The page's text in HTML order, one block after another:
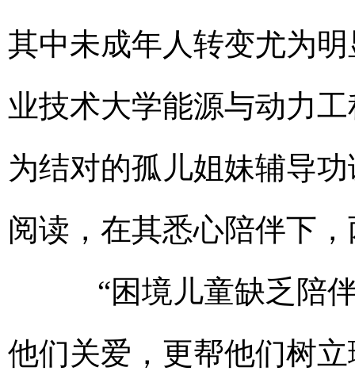
其中未成年人转变尤为
业技术大学能源与动力
为结对的孤儿姐妹辅导
阅读，在其悉心陪伴下
“困境儿童缺乏陪伴
他们关爱，更帮他们树